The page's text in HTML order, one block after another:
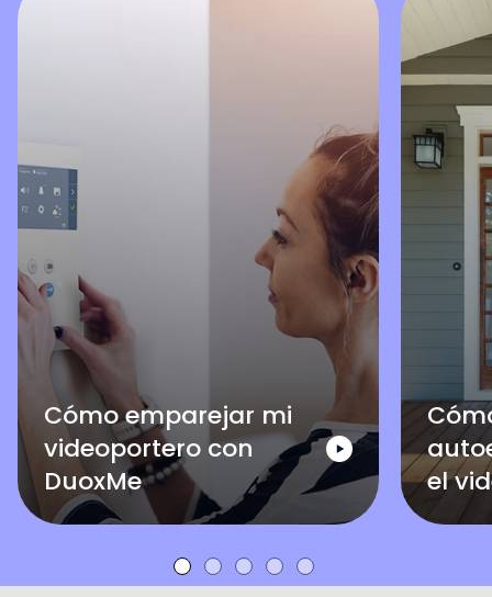
Cómo emparejar mi
videoportero con
DuoxMe
el